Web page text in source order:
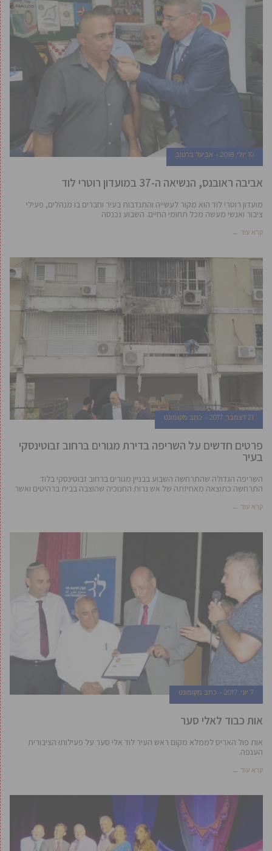
10 יולי, 2018 אביעד ברטוב
אביבה ראובנס, הנשיאה ה-37 במועדון רוטרי לוד
מועדון רוטרי לוד הוא מקור לעשייה והתנדבות בעיר וחברים בו מנהלים, פעילי
ציבור ואנשי מעשה מכל תחומי החיים. השבוע נכנסה
קרא עוד ←
21 דצמבר, 2017 כתב מקומונט
פרטים חדשים על השריפה בדירת מגורים ברחוב זבוטינסקי
בעיר
השריפה הגדולה שהתרחשה השבוע בבניין מגורים ברחוב זבוטינסקי בלוד
התרחשה כתוצאה מאחיזתה של אש נרות החנוכיה שהוצבה בבית ברהיטים ואשר
קרא עוד ←
7 יוני, 2017 כתב מקומונט
אות כבוד לאלי סער
אות פול האריס לממלא מקום ראש העיר לוד אלי סער על פעילותו הציבורית
הענפה.
קרא עוד ←